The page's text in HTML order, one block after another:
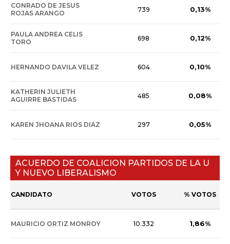
CONRADO DE JESUS
ROJAS ARANGO
739 0,13%
PAULA ANDREA CELIS
TORO
698 0,12%
HERNANDO DAVILA VELEZ 604 0,10%
KATHERIN JULIETH
AGUIRRE BASTIDAS
485 0,08%
KAREN JHOANA RIOS DIAZ 297 0,05%
ACUERDO DE COALICION PARTIDOS DE LA U
Y NUEVO LIBERALISMO
CANDIDATO VOTOS % VOTOS
MAURICIO ORTIZ MONROY 10.332 1,86%